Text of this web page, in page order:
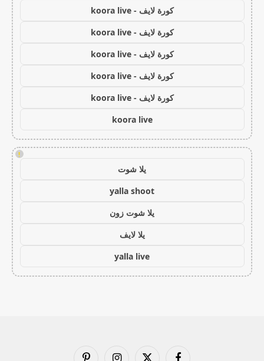
كورة لايف - koora live
كورة لايف - koora live
كورة لايف - koora live
كورة لايف - koora live
كورة لايف - koora live
koora live
!
يلا شوت
yalla shoot
يلا شوت زون
يلا لايف
yalla live